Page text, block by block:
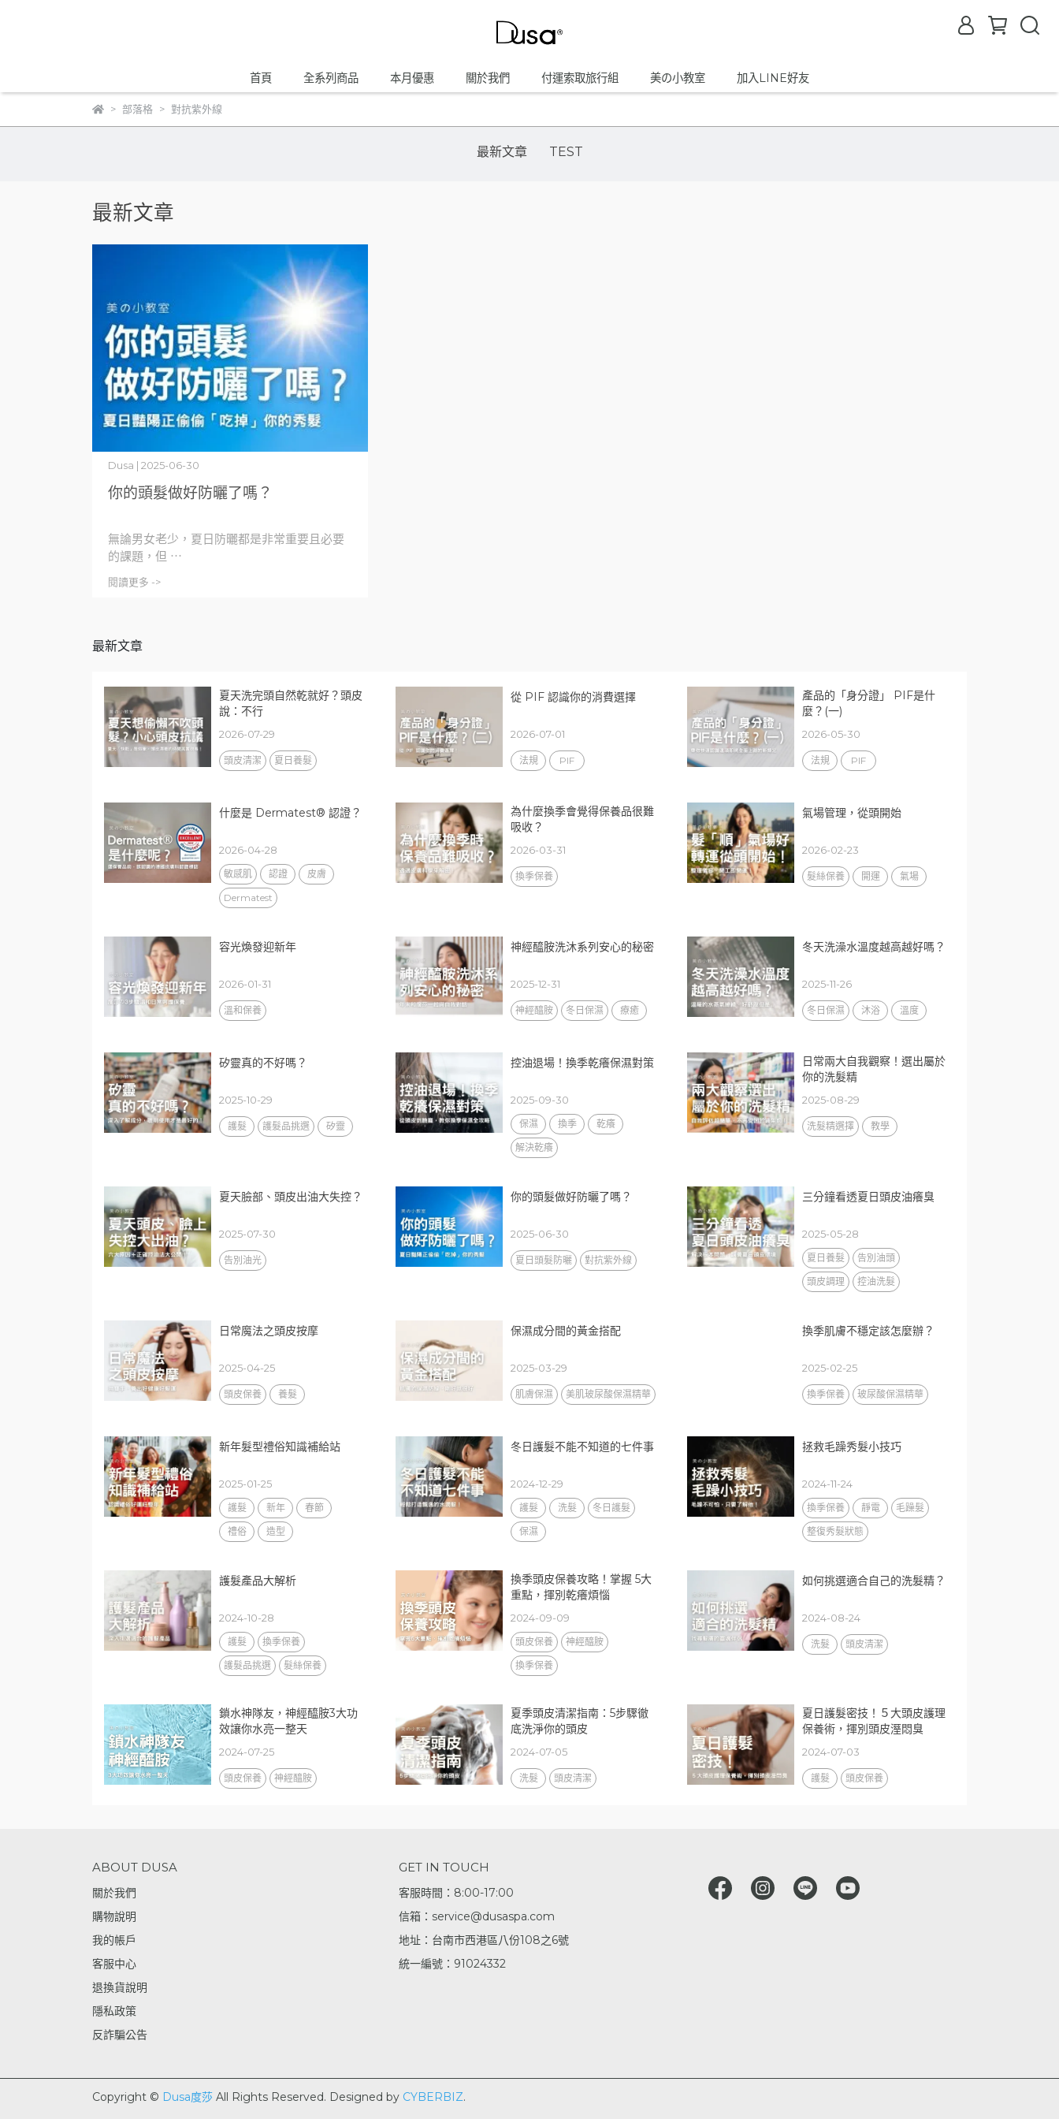
首頁 全系列商品 本月優惠 關於我們 付運索取旅行組 美の小教室 加入LINE好友
部落格 對抗紫外線
最新文章 TEST
最新文章
你的頭髮做好防曬了嗎？
Dusa | 2025-06-30
無論男女老少，夏日防曬都是非常重要且必要
的課題，但 ⋯
閱讀更多 ->
最新文章
夏天洗完頭自然乾就好？頭皮
說：不行
2026-07-29
頭皮清潔 夏日養髮
從 PIF 認識你的消費選擇
2026-07-01
法規 PIF
產品的「身分證」 PIF是什
麼？(一)
2026-05-30
法規 PIF
什麼是 Dermatest® 認證？
2026-04-28
敏感肌 認證
皮膚
Dermatest
為什麼換季會覺得保養品很難
吸收？
2026-03-31
換季保養
氣場管理，從頭開始
2026-02-23
髮絲保養 開運 氣場
容光煥發迎新年
2026-01-31
溫和保養
神經醯胺洗沐系列安心的秘密
2025-12-31
神經醯胺 冬日保濕 療癒
冬天洗澡水溫度越高越好嗎？
2025-11-26
冬日保濕 沐浴 溫度
矽靈真的不好嗎？
2025-10-29
護髮 護髮品挑選 矽靈
控油退場！換季乾癢保濕對策
2025-09-30
保濕 換季
乾癢
解決乾癢
日常兩大自我觀察！選出屬於
你的洗髮精
2025-08-29
洗髮精選擇 教學
夏天臉部、頭皮出油大失控？
2025-07-30
告別油光
你的頭髮做好防曬了嗎？
2025-06-30
夏日頭髮防曬 對抗紫外線
三分鐘看透夏日頭皮油癢臭
2025-05-28
夏日養髮
告別油頭
頭皮調理
控油洗髮
日常魔法之頭皮按摩
2025-04-25
頭皮保養 養髮
保濕成分間的黃金搭配
2025-03-29
肌膚保濕 美肌玻尿酸保濕精華
換季肌膚不穩定該怎麼辦？
2025-02-25
換季保養 玻尿酸保濕精華
新年髮型禮俗知識補給站
2025-01-25
護髮 新年
春節
禮俗
造型
冬日護髮不能不知道的七件事
2024-12-29
護髮 洗髮
冬日護髮
保濕
拯救毛躁秀髮小技巧
2024-11-24
換季保養 靜電
毛躁髮
整復秀髮狀態
護髮產品大解析
2024-10-28
護髮
換季保養
護髮品挑選
髮絲保養
換季頭皮保養攻略！掌握 5大
重點，揮別乾癢煩惱
2024-09-09
頭皮保養
神經醯胺
換季保養
如何挑選適合自己的洗髮精？
2024-08-24
洗髮 頭皮清潔
鎖水神隊友，神經醯胺3大功
效讓你水亮一整天
2024-07-25
頭皮保養 神經醯胺
夏季頭皮清潔指南：5步驟徹
底洗淨你的頭皮
2024-07-05
洗髮 頭皮清潔
夏日護髮密技！５大頭皮護理
保養術，揮別頭皮溼悶臭
2024-07-03
護髮 頭皮保養
ABOUT DUSA
關於我們
購物說明
我的帳戶
客服中心
退換貨說明
隱私政策
反詐騙公告
GET IN TOUCH
客服時間：8:00-17:00
信箱：service@dusaspa.com
地址：台南市西港區八份108之6號
統一編號：91024332
Copyright © Dusa度莎 All Rights Reserved. Designed by CYBERBIZ.